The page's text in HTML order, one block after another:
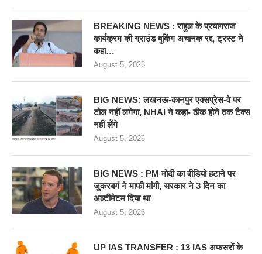
BREAKING NEWS : राहुल के प्रयागराज
कार्यक्रम की ग्राउंड बुकिंग अचानक रद्द, ट्रस्ट ने
कहा…
August 5, 2026
BIG NEWS: लखनऊ-कानपुर एक्सप्रेस-वे पर
टोल नहीं लगेगा, NHAI ने कहा- ठीक होने तक टैक्स
नहीं लेंगे
August 5, 2026
BIG NEWS : PM मोदी का वीडियो हटाने पर
जुकरबर्ग ने माफी मांगी, सरकार ने 3 दिन का
अल्टीमेटम दिया था
August 5, 2026
UP IAS TRANSFER : 13 IAS अफसरों के